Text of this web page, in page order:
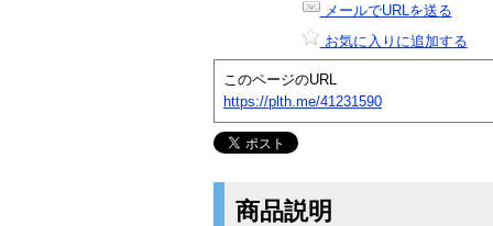
メールでURLを送る
お気に入りに追加する
このページのURL
https://plth.me/41231590
商品説明